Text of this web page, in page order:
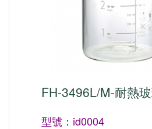
FH-3496L/M-耐熱
型號：id0004